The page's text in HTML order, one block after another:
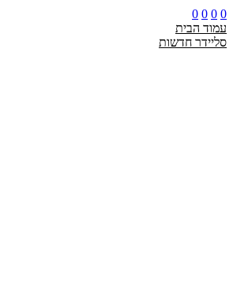
0
0
0
0
עמוד הבית
סליידר חדשות